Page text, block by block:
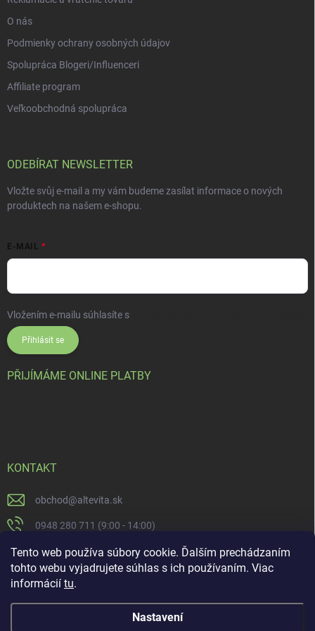
Tento web používa súbory cookie. Ďalším prechádzaním
tohto webu vyjadrujete súhlas s ich používaním. Viac
informácií tu.
Nastavení
O nás
Podmienky ochrany osobných údajov
Spolupráca Blogeri/Influenceri
Affiliate program
Veľkoobchodná spolupráca
ODEBÍRAT NEWSLETTER
Vložte svůj e-mail a my vám budeme zasílat informace o nových
produktech na našem e-shopu.
E-MAIL
Vložením e-mailu súhlasíte s
Přihlásit se
PŘIJÍMÁME ONLINE PLATBY
KONTAKT
obchod@altevita.sk
0948 280 711 (9:00 - 14:00)
Altevita.sk
altevita